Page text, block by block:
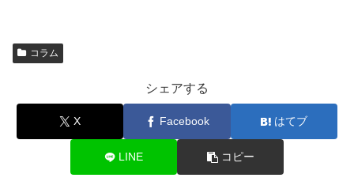
コラム
シェアする
X Facebook はてブ
LINE コピー